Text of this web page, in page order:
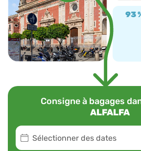
93
Consigne à bagages
ALFALFA
Sélectionner des dates